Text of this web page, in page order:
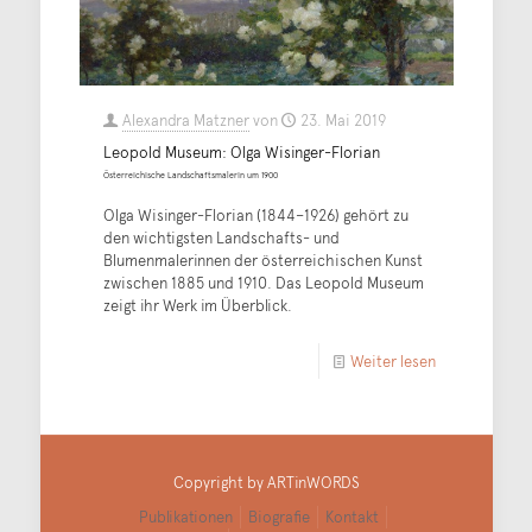
Alexandra Matznervon
23. Mai 2019
Leopold Museum: Olga Wisinger-Florian
Österreichische Landschaftsmalerin um 1900
Olga Wisinger-Florian (1844–1926) gehört zu
den wichtigsten Landschafts- und
Blumenmalerinnen der österreichischen Kunst
zwischen 1885 und 1910. Das Leopold Museum
zeigt ihr Werk im Überblick.
Weiter lesen
Copyright by ARTinWORDS
Publikationen
Biografie
Kontakt